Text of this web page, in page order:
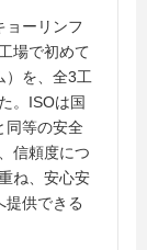
ョーリンフ
場で初めて
）を、全3工
。ISOは国
同等の安全
信頼度につ
ね、安心安
提供できる